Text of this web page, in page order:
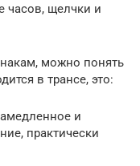
часов, щелчки и
можно понять
в трансе, это:
и
практически